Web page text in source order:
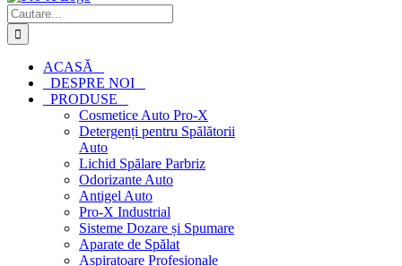
Cautare...
ACASĂ
DESPRE NOI
PRODUSE
Cosmetice Auto Pro-X
Detergenți pentru Spălătorii
Auto
Lichid Spălare Parbriz
Odorizante Auto
Antigel Auto
Pro-X Industrial
Sisteme Dozare și Spumare
Aparate de Spălat
Aspiratoare Profesionale